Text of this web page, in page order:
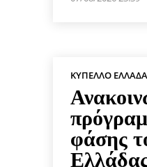
ΚΎΠΕΛΛΟ
φάσης